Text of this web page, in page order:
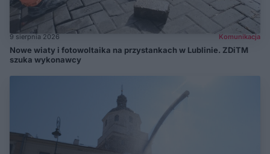
9 sierpnia 2026 Komunikacja
Nowe wiaty i fotowoltaika na przystankach w Lublinie. ZDiTM
szuka wykonawcy